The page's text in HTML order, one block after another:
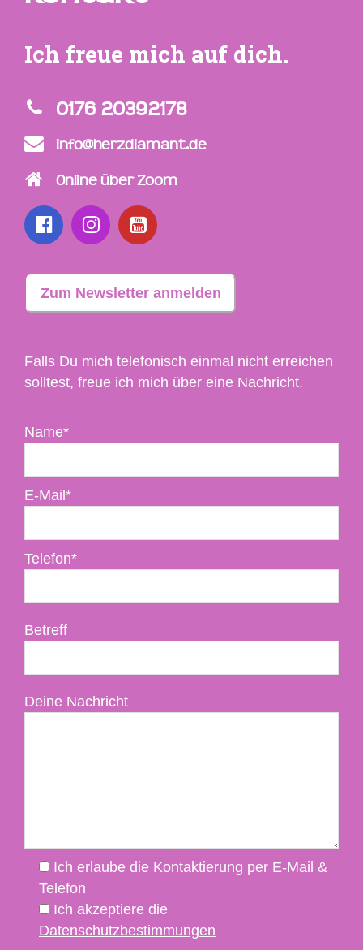
Ich freue mich auf dich.
0176 20392178
info@herzdiamant.de
Online über Zoom
Zum Newsletter anmelden
Falls Du mich telefonisch einmal nicht erreichen
solltest, freue ich mich über eine Nachricht.
Name*
E-Mail*
Telefon*
Betreff
Deine Nachricht
Ich erlaube die Kontaktierung per E-Mail &
Telefon
Ich akzeptiere die
Datenschutzbestimmungen